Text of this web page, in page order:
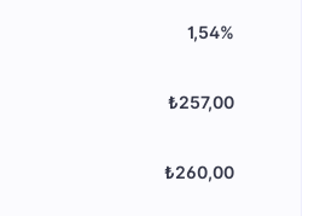
1,54%
₺257,00
₺260,00